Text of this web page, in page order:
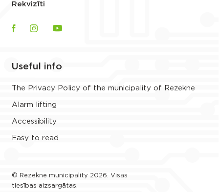
Rekvizīti
Useful info
The Privacy Policy of the municipality of Rezekne
Alarm lifting
Accessibility
Easy to read
© Rezekne municipality 2026. Visas
tiesības aizsargātas.